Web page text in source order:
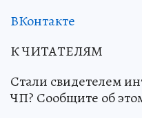
ВКонтакте
К ЧИТАТЕЛЯМ
Стали свидетелем
ЧП? Сообщите об